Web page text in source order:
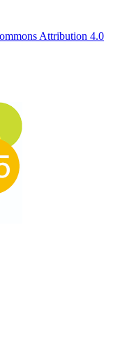
Attribution 4.0